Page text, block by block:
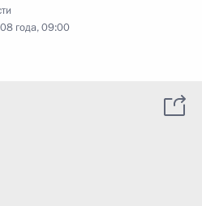
года, 09:00